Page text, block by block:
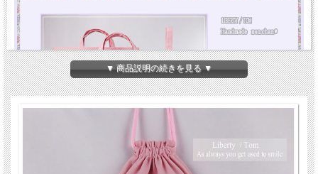
▼ 商品説明の続きを見る ▼